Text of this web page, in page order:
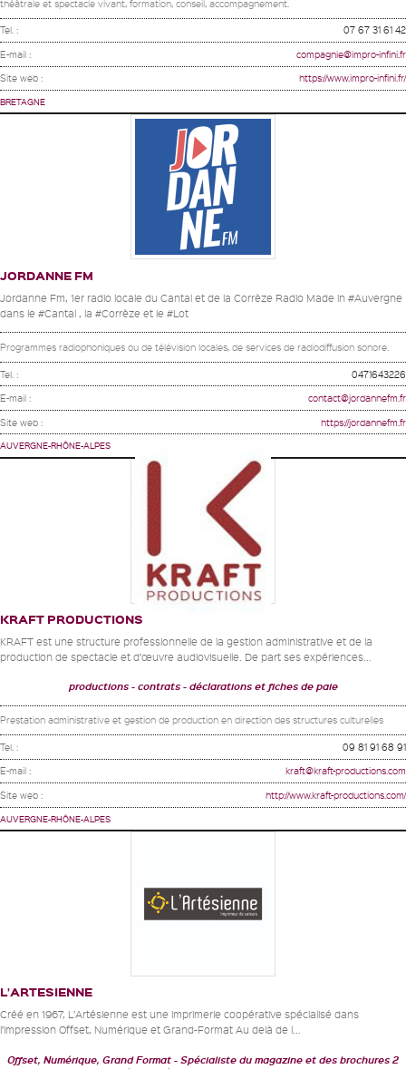
théâtrale et spectacle vivant, formation, conseil, accompagnement.
Tel. : 07 67 31 61 42
E-mail : compagnie@impro-infini.fr
Site web : https://www.impro-infini.fr/
BRETAGNE
JORDANNE FM
Jordanne Fm, 1er radio locale du Cantal et de la Corrèze Radio Made in #Auvergne
dans le #Cantal , la #Corrèze et le #Lot
Programmes radiophoniques ou de télévision locales, de services de radiodiffusion sonore.
Tel. : 0471643226
E-mail : contact@jordannefm.fr
Site web : https://jordannefm.fr
AUVERGNE-RHÔNE-ALPES
KRAFT PRODUCTIONS
KRAFT est une structure professionnelle de la gestion administrative et de la
production de spectacle et d’œuvre audiovisuelle. De part ses expériences...
productions contrats déclarations et fiches de paie
Prestation administrative et gestion de production en direction des structures culturelles
Tel. : 09 81 91 68 91
E-mail : kraft@kraft-productions.com
Site web : http://www.kraft-productions.com/
AUVERGNE-RHÔNE-ALPES
L’ARTESIENNE
Créé en 1967, L’Artésienne est une imprimerie coopérative spécialisé dans
l’impression Offset, Numérique et Grand-Format Au delà de l...
Offset, Numérique, Grand Format
Spécialiste du magazine et des brochures 2